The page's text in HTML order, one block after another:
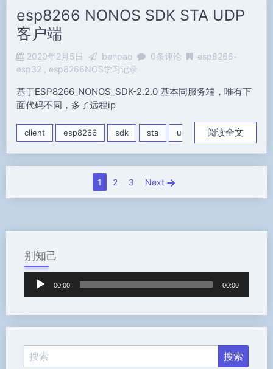
esp8266 NONOS SDK STA UDP
客户端
2020年2月5日 benpao 0条评论
esp8266-
esp32
esp8266NOS学习记录
基于ESP8266_NONOS_SDK-2.2.0 基本同服务端，唯有下
面代码不同，多了远程ip
client esp8266 sdk sta udp 阅读全文
1 2 3 Next
别知己
放
00:00 00:00